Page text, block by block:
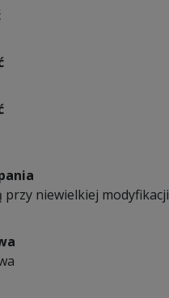
przy niewielkiej modyfikacji